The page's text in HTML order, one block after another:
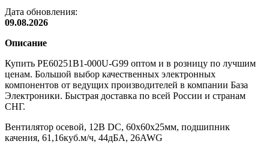
Дата обновления:
09.08.2026
Описание
Купить PE60251B1-000U-G99 оптом и в розницу по лучшим
ценам. Большой выбор качественных электронных
компонентов от ведущих производителей в компании База
Электроники. Быстрая доставка по всей России и странам
СНГ.
Вентилятор осевой, 12В DC, 60x60x25мм, подшипник
качения, 61,16куб.м/ч, 44дБА, 26AWG